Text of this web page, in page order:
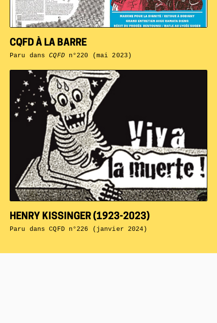
HENRY KISSINGER (1923-2023)
Paru dansCQFD n°226 (janvier 2024)
CQFD À LA BARRE
Paru dansCQFDn°220 (mai 2023)